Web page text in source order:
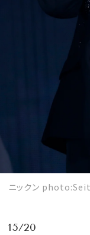
ニックン
15/20